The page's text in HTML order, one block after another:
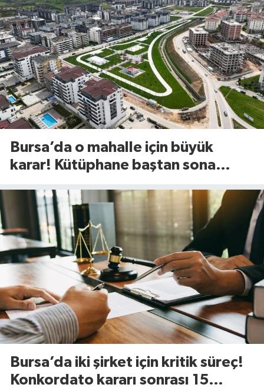
Bursa’da o mahalle için büyük
karar! Kütüphane baştan sona
Bursa’da iki şirket için kritik süreç!
Konkordato kararı sonrası 15